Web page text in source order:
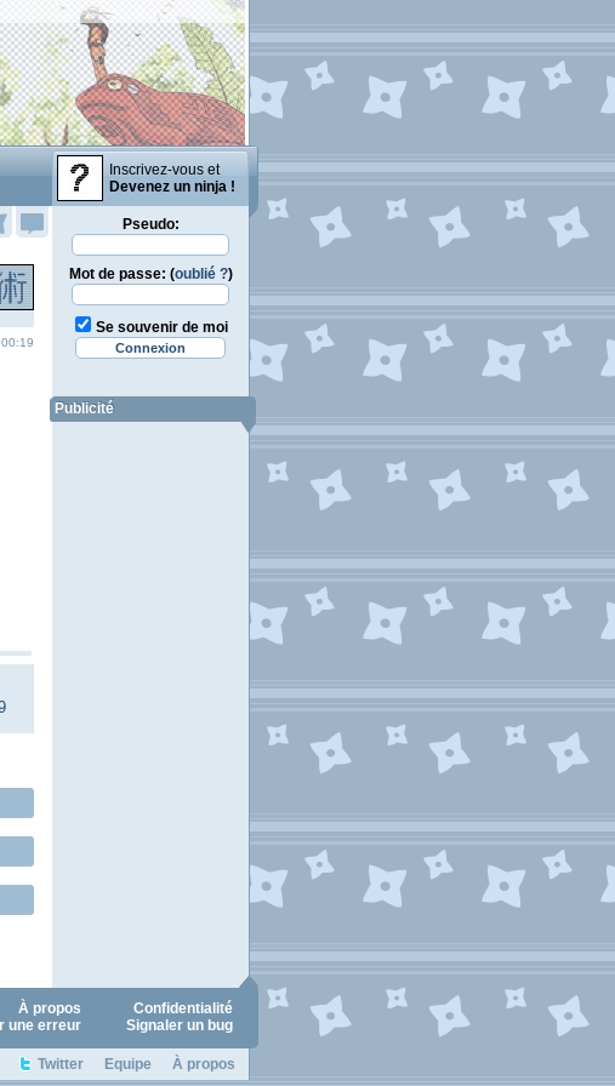
Inscrivez-vous et
Devenez un ninja !
Pseudo:
Mot de passe: (oublié ?)
Se souvenir de moi
Publicité
Confidentialité
À propos
Signaler un bug
une erreur
Twitter Equipe À propos